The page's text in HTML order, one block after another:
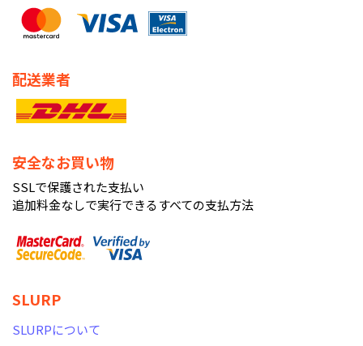
配送業者
安全なお買い物
SSLで保護された支払い
追加料金なしで実行できるすべての支払方法
SLURP
SLURPについて